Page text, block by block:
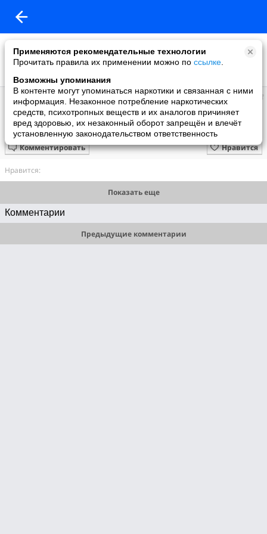
Применяются рекомендательные технологии
Прочитать правила их применении можно по ссылке
Возможны упоминания
В контенте могут упоминаться наркотики и связанная с ними
информация. Незаконное потребление наркотических
средств, психотропных веществ и их аналогов причиняет
вред здоровью, их незаконный оборот запрещён и влечёт
установленную законодательством ответственность
Vassil
добавил видео
20.09.2023
Раймонда - Александр Глазунов (пост. Рудольф Нуреев; ONP, 2009)
Нравится
Комментировать
Нравится:
Показать еще
Комментарии
Предыдущие комментарии